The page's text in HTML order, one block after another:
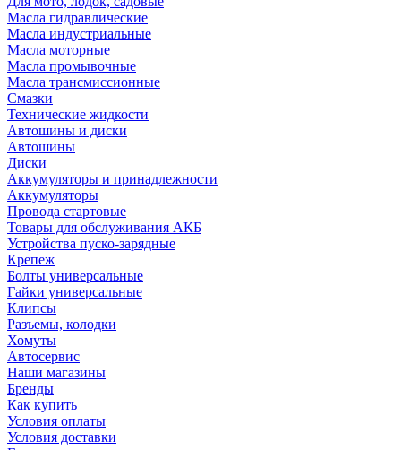
Масла гидравлические
Масла индустриальные
Масла моторные
Масла промывочные
Масла трансмиссионные
Смазки
Технические жидкости
Автошины и диски
Автошины
Диски
Аккумуляторы и принадлежности
Аккумуляторы
Провода стартовые
Товары для обслуживания АКБ
Устройства пуско-зарядные
Крепеж
Болты универсальные
Гайки универсальные
Клипсы
Разъемы, колодки
Хомуты
Автосервис
Наши магазины
Бренды
Как купить
Условия оплаты
Условия доставки